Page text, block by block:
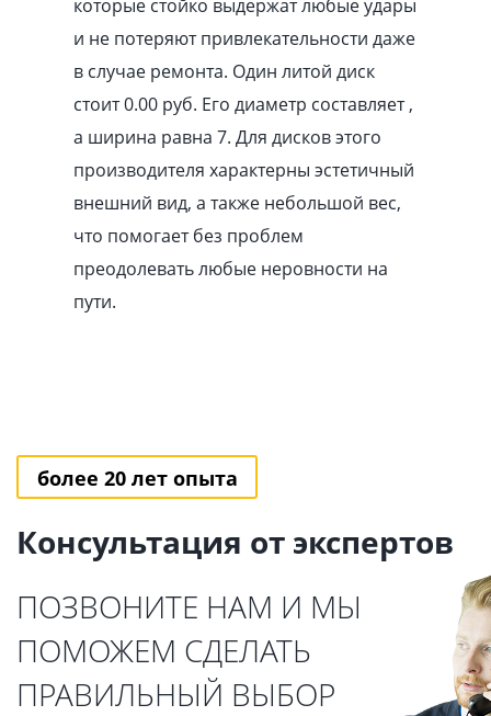
которые стойко выдержат любые удары
и не потеряют привлекательности даже
в случае ремонта. Один литой диск
стоит 0.00 pуб. Его диаметр составляет ,
а ширина равна 7. Для дисков этого
производителя характерны эстетичный
внешний вид, а также небольшой вес,
что помогает без проблем
преодолевать любые неровности на
пути.
более 20 лет опыта
Консультация от экспертов
ПОЗВОНИТЕ НАМ И МЫ
ПОМОЖЕМ СДЕЛАТЬ
ПРАВИЛЬНЫЙ ВЫБОР